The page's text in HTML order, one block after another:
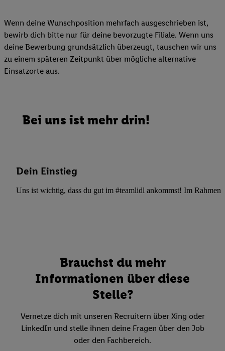
Wenn deine Wunschposition mehrfach ausgeschrieben ist,
bewirb dich bitte nur für deine bevorzugte Filiale. Wenn uns
deine Bewerbung grundsätzlich überzeugt, tauschen wir uns
zu einem späteren Zeitpunkt über mögliche alternative
Einsatzorte aus.
Bei uns ist mehr drin!
Dein Einstieg
Uns ist wichtig, dass du gut im #teamlidl ankommst! Im Rahmen
Brauchst du mehr
Informationen über diese
Stelle?
Vernetze dich mit unseren Recruitern über Xing oder
LinkedIn und stelle ihnen deine Fragen über den Job
oder den Fachbereich.